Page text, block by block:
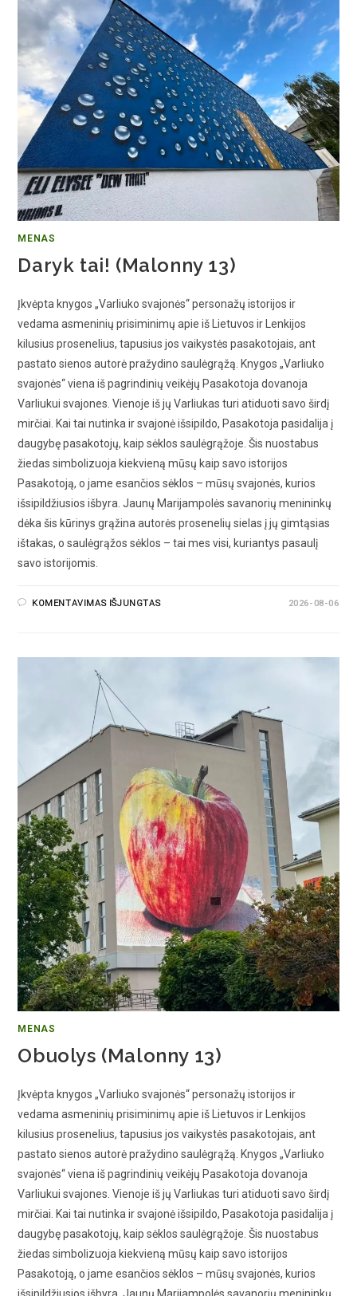
MENAS
Daryk tai! (Malonny 13)
Įkvėpta knygos „Varliuko svajonės“ personažų istorijos ir
vedama asmeninių prisiminimų apie iš Lietuvos ir Lenkijos
kilusius prosenelius, tapusius jos vaikystės pasakotojais, ant
pastato sienos autorė pražydino saulėgrąžą. Knygos „Varliuko
svajonės“ viena iš pagrindinių veikėjų Pasakotoja dovanoja
Varliukui svajones. Vienoje iš jų Varliukas turi atiduoti savo širdį
mirčiai. Kai tai nutinka ir svajonė išsipildo, Pasakotoja pasidalija į
daugybę pasakotojų, kaip sėklos saulėgrąžoje. Šis nuostabus
žiedas simbolizuoja kiekvieną mūsų kaip savo istorijos
Pasakotoją, o jame esančios sėklos – mūsų svajonės, kurios
išsipildžiusios išbyra. Jaunų Marijampolės savanorių menininkų
dėka šis kūrinys grąžina autorės prosenelių sielas į jų gimtąsias
ištakas, o saulėgrąžos sėklos – tai mes visi, kuriantys pasaulį
savo istorijomis.
KOMENTAVIMAS IŠJUNGTAS 2026-08-06
MENAS
Obuolys (Malonny 13)
Įkvėpta knygos „Varliuko svajonės“ personažų istorijos ir
vedama asmeninių prisiminimų apie iš Lietuvos ir Lenkijos
kilusius prosenelius, tapusius jos vaikystės pasakotojais, ant
pastato sienos autorė pražydino saulėgrąžą. Knygos „Varliuko
svajonės“ viena iš pagrindinių veikėjų Pasakotoja dovanoja
Varliukui svajones. Vienoje iš jų Varliukas turi atiduoti savo širdį
mirčiai. Kai tai nutinka ir svajonė išsipildo, Pasakotoja pasidalija į
daugybę pasakotojų, kaip sėklos saulėgrąžoje. Šis nuostabus
žiedas simbolizuoja kiekvieną mūsų kaip savo istorijos
Pasakotoją, o jame esančios sėklos – mūsų svajonės, kurios
išsipildžiusios išbyra. Jaunų Marijampolės savanorių menininkų